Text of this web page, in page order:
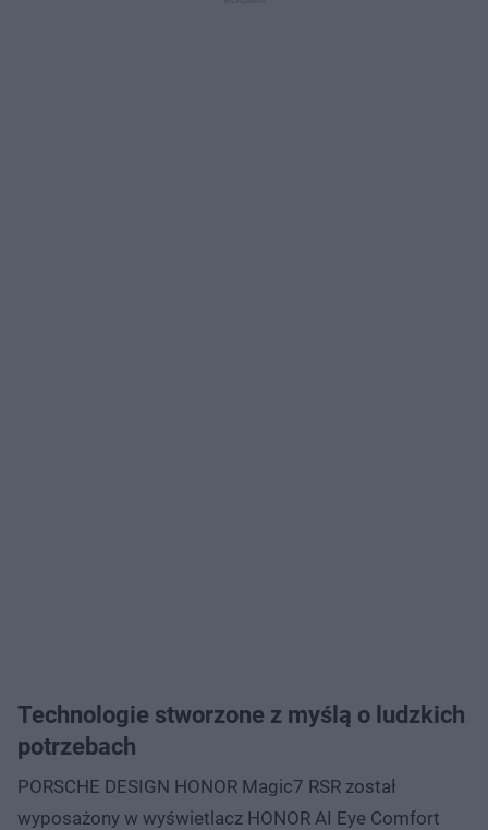
Technologie stworzone z myślą o ludzkich
potrzebach
PORSCHE DESIGN HONOR Magic7 RSR został
wyposażony w wyświetlacz HONOR AI Eye Comfort